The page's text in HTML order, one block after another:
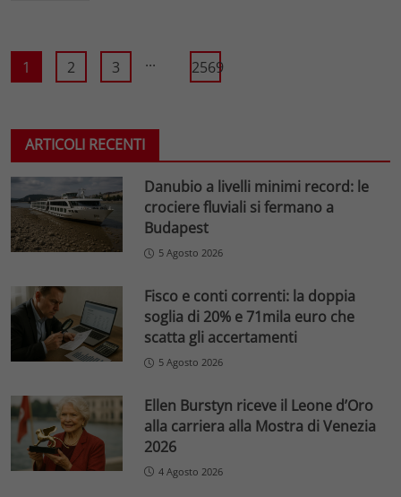
1 2 3 ... 2569
ARTICOLI RECENTI
Danubio a livelli minimi record: le
crociere fluviali si fermano a
Budapest
5 Agosto 2026
Fisco e conti correnti: la doppia
soglia di 20% e 71mila euro che
scatta gli accertamenti
5 Agosto 2026
Ellen Burstyn riceve il Leone d’Oro
alla carriera alla Mostra di Venezia
2026
4 Agosto 2026